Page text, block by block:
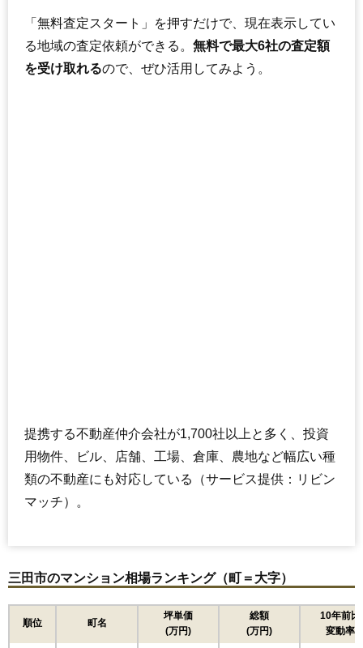
トーカンマンション新三田B棟
住所 兵庫県三田市大原
交通 新三田駅（11分）
交通 新三田駅（11分）
相場 1,090万円～1,290万円
アディール三田
住所 兵庫県三田市すずかけ台4丁目
南ウッディタウン駅（10分）、新三田駅（15分）
「無料査定スタート」を押すだけで、現在表示してい
る地域の査定依頼ができる。 無料で最大6社の査定額
を受け取れるので、ぜひ活用してみよう。
提携する不動産仲介会社が1,700社以上と多く、投資
用物件、ビル、店舗、工場、倉庫、農地など幅広い種
類の不動産にも対応している（サービス提供：リビン
マッチ）。
三田市のマンション相場ランキング（町＝大字）
順位 町名
坪単価
(万円)
総額
(万円)
10年前比
変動率